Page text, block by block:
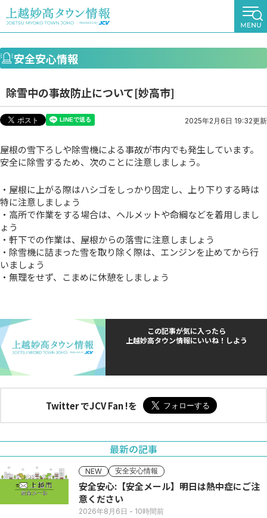
安全安心情報
除雪中の事故防止について[妙高市]
2025年2月6日 19:32更新
屋根の雪下ろしや除雪機による事故が市内でも発生しています。
安全に除雪するため、次のことに注意しましょう。
・屋根に上がる際はハシゴをしっかり固定し、上り下りする時は
特に注意しましょう
・高所で作業をする場合は、ヘルメットや命綱などを着用しまし
ょう
・軒下での作業は、屋根からの落雪に注意しましょう
・除雪機に詰まった雪を取り除く際は、エンジンを止めてから行
いましょう
・無理をせず、こまめに休憩をしましょう
この記事が気に入ったら
上越妙高タウン情報にいいね！しよう
Twitter でJCV Fan !を
最新の記事
NEW 安全安心情報
安全安心:【安全メール】明日は熱中症にご注
意ください
2026年8月6日 - 10時間前